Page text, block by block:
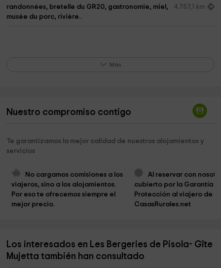
randonnées, bretelle du GR20, gastronomie, miel,
musée du porc, rivière..
4.757,1 km
Más
Nuestro compromiso contigo
Te garantizamos la mejor calidad de nuestros alojamientos y
servicios
No cargamos comisiones a los
viajeros, sino a los alojamientos.
Por eso te ofrecemos siempre el
mejor precio.
Al reservar con
cubierto por la Garantía
Protección al viajero de
CasasRurales.net
Los interesados en Les Bergeries de Pisola- Gîte
Mujetta también han consultado